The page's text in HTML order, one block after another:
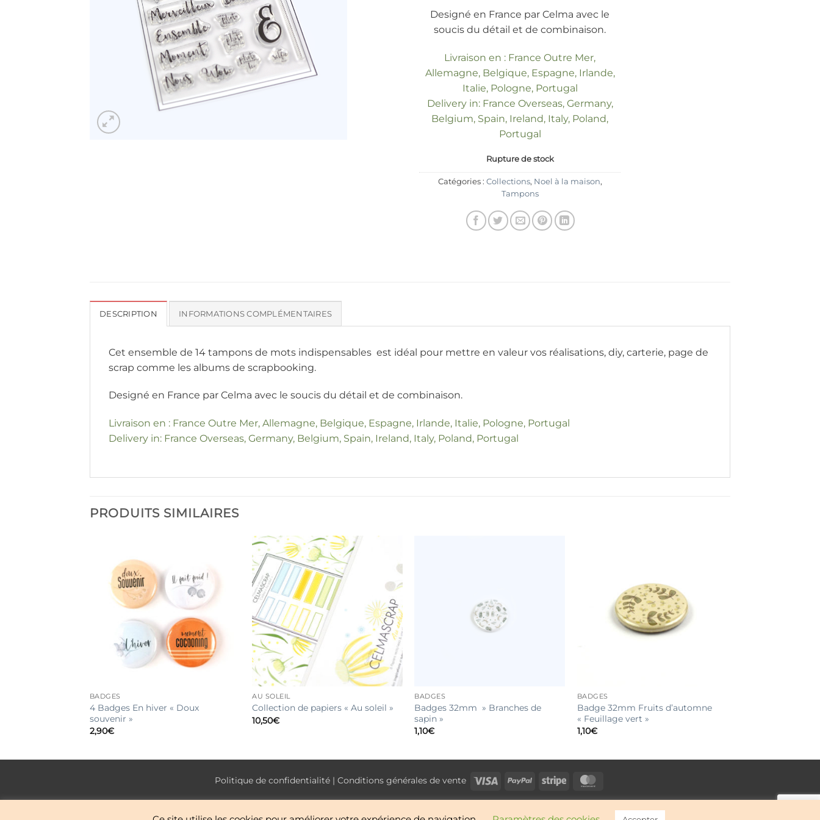
Designé en France par Celma avec le
soucis du détail et de combinaison.
Livraison en : France Outre Mer,
Allemagne, Belgique, Espagne, Irlande,
Italie, Pologne, Portugal
Delivery in: France Overseas, Germany,
Belgium, Spain, Ireland, Italy, Poland,
Portugal
Rupture de stock
Catégories : Collections, Noel à la maison,
Tampons
DESCRIPTION INFORMATIONS COMPLÉMENTAIRES
Cet ensemble de 14 tampons de mots indispensables est idéal pour mettre en valeur vos réalisations, diy, carterie, page de
scrap comme les albums de scrapbooking.
Designé en France par Celma avec le soucis du détail et de combinaison.
Livraison en : France Outre Mer, Allemagne, Belgique, Espagne, Irlande, Italie, Pologne, Portugal
Delivery in: France Overseas, Germany, Belgium, Spain, Ireland, Italy, Poland, Portugal
PRODUITS SIMILAIRES
BADGES
4 Badges En hiver « Doux
souvenir »
2,90€
AU SOLEIL
Collection de papiers « Au soleil »
10,50€
BADGES
Badges 32mm » Branches de
sapin »
1,10€
BADGES
Badge 32mm Fruits d’automne
« Feuillage vert »
1,10€
Politique de confidentialité | Conditions générales de vente Visa PayPal Stripe